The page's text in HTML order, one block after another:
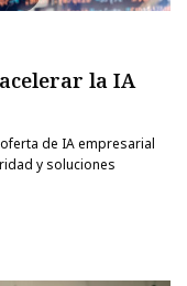
la IA
de IA empresarial
y soluciones